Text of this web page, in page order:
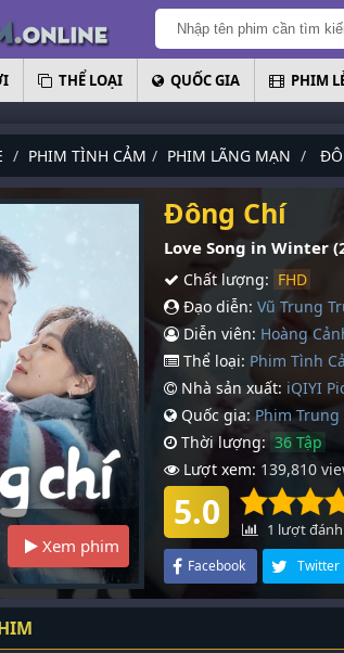
THỂ LOẠI QUỐC GIA PHIM
PHIM TÌNH CẢM PHIM LÃNG MẠN
Xem phim
Đông Chí
Love Song in Winter
Chất lượng: FHD
Đạo diễn: Vũ Trung
Diễn viên: Hoàng
Thể loại: Phim Tình
Nhà sản xuất: iQIYI
Quốc gia: Phim Trung
Thời lượng: 36 Tập
Lượt xem: 139,810
5.0 1 lượt
Facebook Twitter